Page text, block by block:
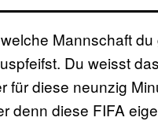
Mannschaft
Du weisst
für diese neunzig
denn diese FIFA